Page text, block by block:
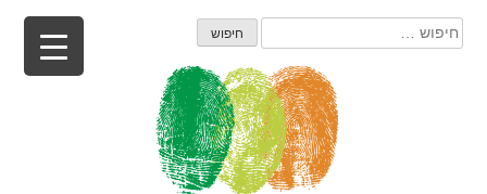
content
חיפוש: